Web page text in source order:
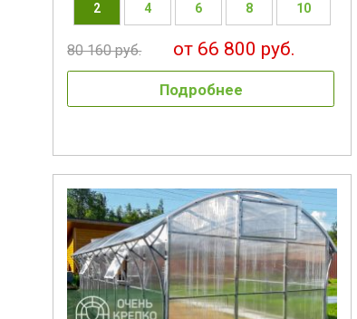
2
4 6 8 10
80 160 руб. от 66 800 руб.
Подробнее